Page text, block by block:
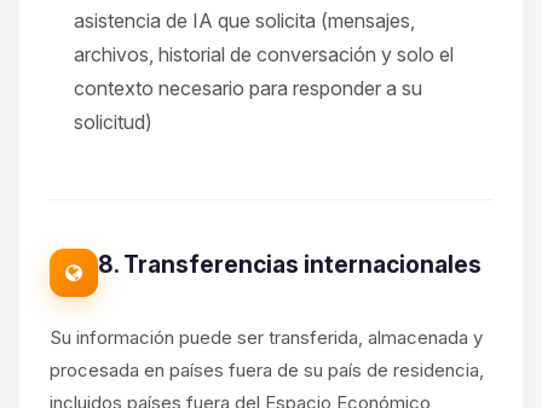
asistencia de IA que solicita (mensajes,
archivos, historial de conversación y solo el
contexto necesario para responder a su
solicitud)
8. Transferencias internacionales
Su información puede ser transferida, almacenada y
procesada en países fuera de su país de residencia,
incluidos países fuera del Espacio Económico